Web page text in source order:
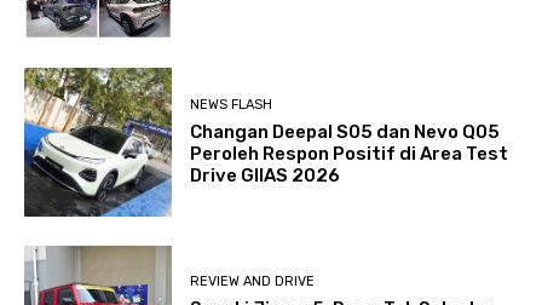
NEWS FLASH
Changan Deepal S05 dan Nevo Q05
Peroleh Respon Positif di Area Test
Drive GIIAS 2026
REVIEW AND DRIVE